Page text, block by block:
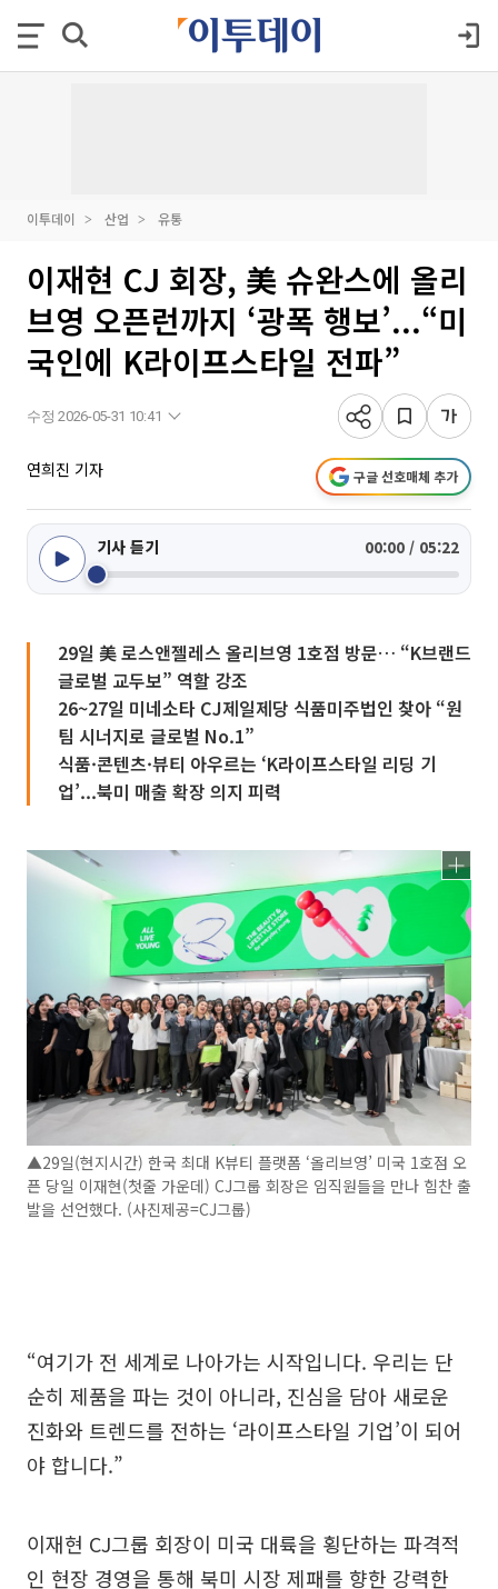
이투데이 산업 유통
이재현 CJ 회장, 美 슈완스에 올리
브영 오픈런까지 ‘광폭 행보’...“미
국인에 K라이프스타일 전파”
수정 2026-05-31 10:41
연희진 기자 구글 선호매체 추가
기사 듣기 00:00 / 05:22
29일 美 로스앤젤레스 올리브영 1호점 방문… “K브랜드
글로벌 교두보” 역할 강조
26~27일 미네소타 CJ제일제당 식품미주법인 찾아 “원
팀 시너지로 글로벌 No.1”
식품·콘텐츠·뷰티 아우르는 ‘K라이프스타일 리딩 기
업’...북미 매출 확장 의지 피력
▲29일(현지시간) 한국 최대 K뷰티 플랫폼 ‘올리브영’ 미국 1호점 오
픈 당일 이재현(첫줄 가운데) CJ그룹 회장은 임직원들을 만나 힘찬 출
발을 선언했다. (사진제공=CJ그룹)
“여기가 전 세계로 나아가는 시작입니다. 우리는 단
순히 제품을 파는 것이 아니라, 진심을 담아 새로운
진화와 트렌드를 전하는 ‘라이프스타일 기업’이 되어
야 합니다.”
이재현 CJ그룹 회장이 미국 대륙을 횡단하는 파격적
인 현장 경영을 통해 북미 시장 제패를 향한 강력한